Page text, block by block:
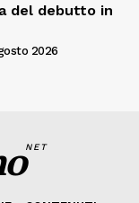
del debutto in
2026
NET